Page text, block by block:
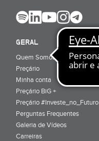
GERAL
Quem Somos
Preçário
Minha conta
Preçário BiG +
Preçário #Investe_no_Futuro
Perguntas Frequentes
Galeria de Vídeos
Carreiras